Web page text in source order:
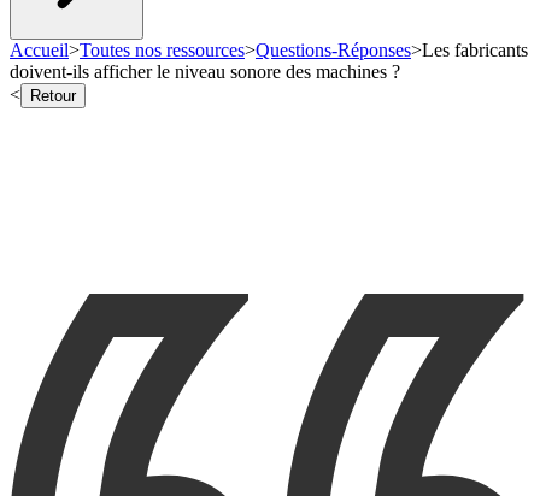
Accueil>Toutes nos ressources>Questions-Réponses>Les fabricants
doivent-ils afficher le niveau sonore des machines ?
<
Retour